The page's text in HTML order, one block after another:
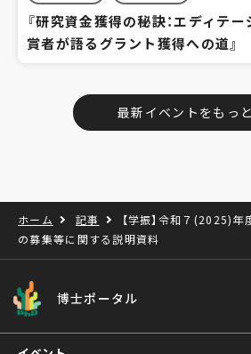
『研究資金獲得の秘訣：エディテー
賞者が語るグラント獲得への道』
最新イベントをもっ
ホーム 記事
【学振】令和７(2025)
の募集等に関する説明資料
博士ポータル